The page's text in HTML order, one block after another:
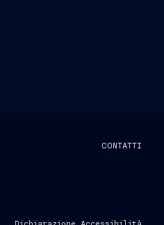
CONTATTI